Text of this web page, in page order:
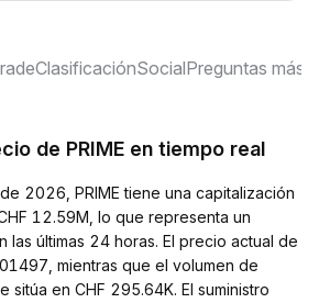
ClasificaciónSocialPreguntas más
de PRIME en tiempo real
2026, PRIME tiene una capitalización
12.59M, lo que representa un
las últimas 24 horas. El precio actual de
mientras que el volumen de
sitúa en CHF 295.64K. El suministro